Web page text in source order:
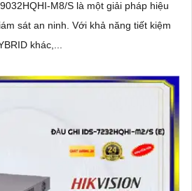
M8/S là một giải pháp hiệu
Với khả năng tiết kiệm
khác,...